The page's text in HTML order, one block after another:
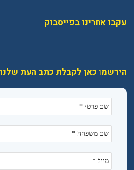
עקבו אחרינו בפייסבוק
הירשמו כאן לקבלת כתב העת שלנו